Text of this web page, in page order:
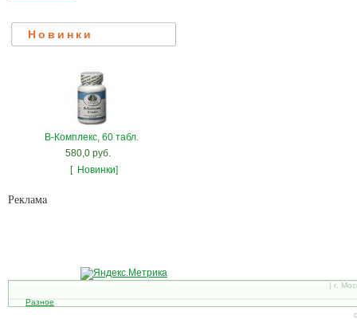
Новинки
В-Комплекс, 60 табл.
580,0 руб.
[ Новинки]
Рекламa
| г.
Разное